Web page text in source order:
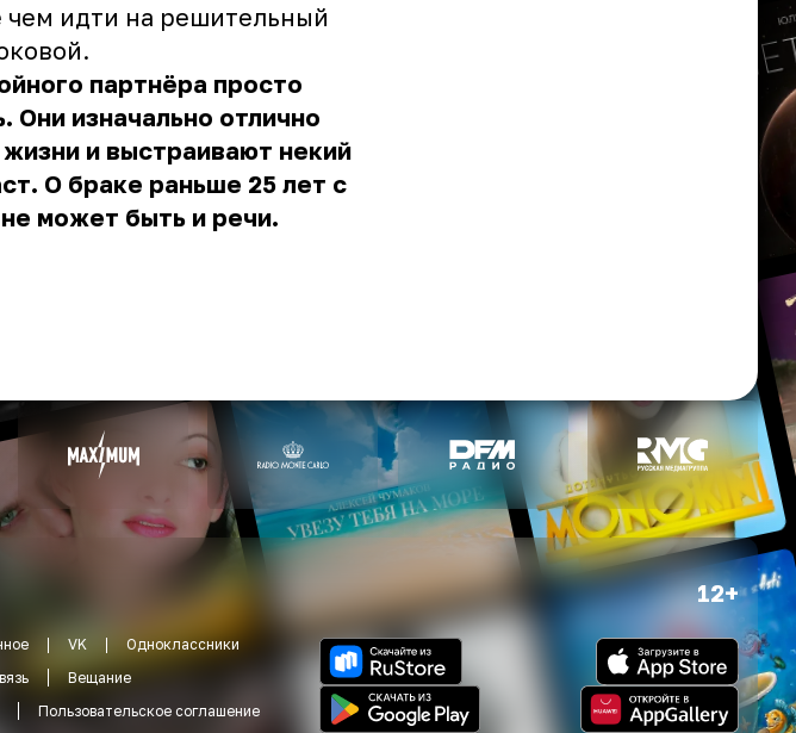
идти на решительный
партнёра просто
Они изначально отлично
и выстраивают некий
О браке раньше 25 лет с
может быть и речи.
12+
VK
Одноклассники
Вещание
Пользовательское соглашение